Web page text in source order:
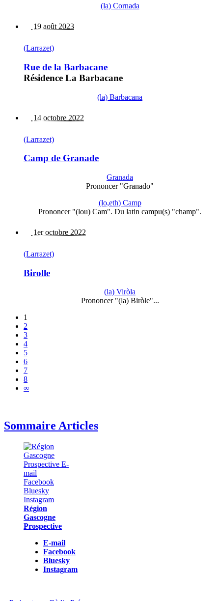
(la) Cornada
19 août 2023
(Larrazet)
Rue de la Barbacane
Résidence La Barbacane
(la) Barbacana
14 octobre 2022
(Larrazet)
Camp de Granade
Granada
Prononcer "Granado"
(lo,eth) Camp
Prononcer "(lou) Cam". Du latin campu(s) "champ".
1er octobre 2022
(Larrazet)
Birolle
(la) Viròla
Prononcer "(la) Biròle"...
1
2
3
4
5
6
7
8
∞
Sommaire Articles
Région
Gascogne
Prospective
E-mail
Facebook
Bluesky
Instagram